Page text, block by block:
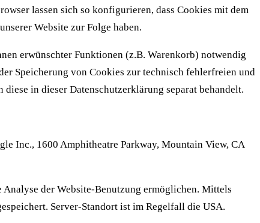
lassen sich so konfigurieren, dass Cookies mit dem
Website zur Folge haben.
erwünschter Funktionen (z.B. Warenkorb) notwendig
Speicherung von Cookies zur technisch fehlerfreien und
in dieser Datenschutzerklärung separat behandelt.
Inc., 1600 Amphitheatre Parkway, Mountain View, CA
der Website-Benutzung ermöglichen. Mittels
Server-Standort ist im Regelfall die USA.